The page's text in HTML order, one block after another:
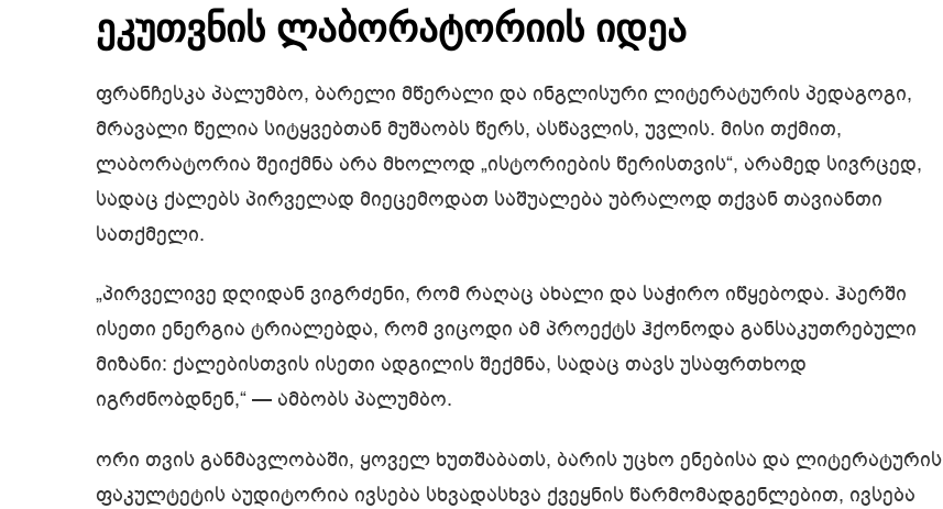
ეკუთვნის ლაბორატორიის იდეა
ფრანჩესკა პალუმბო, ბარელი მწერალი და ინგლისური ლიტერატურის პედაგოგი,
მრავალი წელია სიტყვებთან მუშაობს წერს, ასწავლის, უვლის. მისი თქმით,
ლაბორატორია შეიქმნა არა მხოლოდ „ისტორიების წერისთვის“, არამედ სივრცედ,
სადაც ქალებს პირველად მიეცემოდათ საშუალება უბრალოდ თქვან თავიანთი
სათქმელი.
„პირველივე დღიდან ვიგრძენი, რომ რაღაც ახალი და საჭირო იწყებოდა. ჰაერში
ისეთი ენერგია ტრიალებდა, რომ ვიცოდი ამ პროექტს ჰქონოდა განსაკუთრებული
მიზანი: ქალებისთვის ისეთი ადგილის შექმნა, სადაც თავს უსაფრთხოდ
იგრძნობდნენ,“ — ამბობს პალუმბო.
ორი თვის განმავლობაში, ყოველ ხუთშაბათს, ბარის უცხო ენებისა და ლიტერატურის
ფაკულტეტის აუდიტორია ივსება სხვადასხვა ქვეყნის წარმომადგენლებით, ივსება